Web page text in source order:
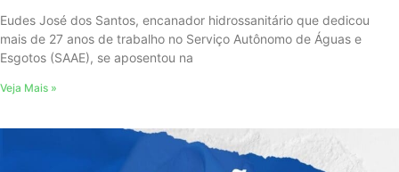
Eudes José dos Santos, encanador hidrossanitário que dedicou
mais de 27 anos de trabalho no Serviço Autônomo de Águas e
Esgotos (SAAE), se aposentou na
Veja Mais »